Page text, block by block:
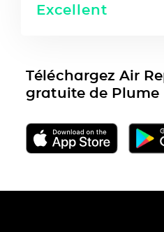
Excellent
Téléchargez Air
gratuite de Plume